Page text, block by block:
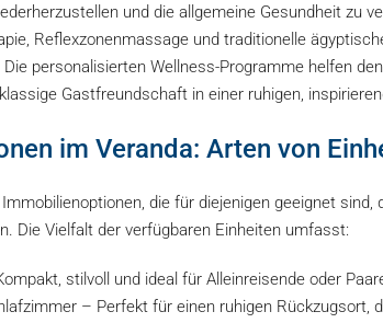
und die allgemeine Gesundheit zu
Reflexzonenmassage und traditionelle
personalisierten Wellness-Programme helfen
Gastfreundschaft in einer ruhigen,
im Veranda: Arten von
die für diejenigen geeignet
Die Vielfalt der verfügbaren Einheiten umfasst:
stilvoll und ideal für Alleinreisende oder
– Perfekt für einen ruhigen Rückzugsort,